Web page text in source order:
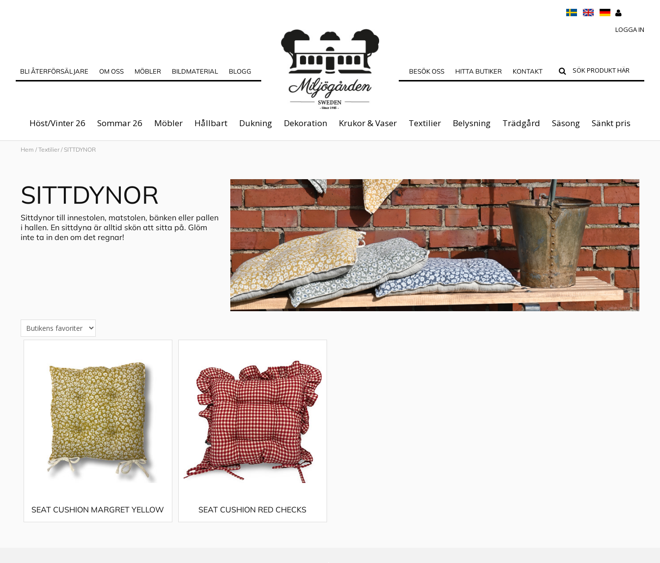
LOGGA IN
BLI ÅTERFÖRSÄLJARE OM OSS MÖBLER BILDMATERIAL BLOGG BESÖK OSS HITTA BUTIKER KONTAKT
Höst/Vinter 26 Sommar 26 Möbler Hållbart Dukning Dekoration Krukor & Vaser Textilier Belysning Trädgård Säsong Sänkt pris
Hem /Textilier / SITTDYNOR
SITTDYNOR
Sittdynor till innestolen, matstolen, bänken eller pallen
i hallen. En sittdyna är alltid skön att sitta på. Glöm
inte ta in den om det regnar!
SEAT CUSHION MARGRET YELLOW SEAT CUSHION RED CHECKS